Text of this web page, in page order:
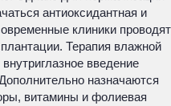
антиоксидантная и
клиники проводят
Терапия влажной
введение
назначаются
витамины и фолиевая